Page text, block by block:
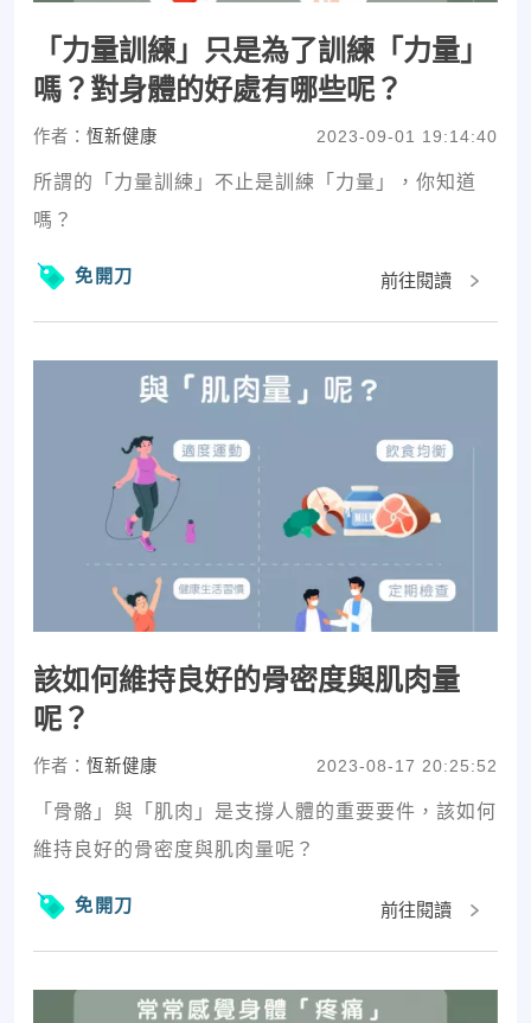
「力量訓練」只是為了訓練「力量」
嗎？對身體的好處有哪些呢？
作者： 恆新健康 2023-09-01 19:14:40
所謂的「力量訓練」不止是訓練「力量」，你知道
嗎？
免開刀 前往閱讀
該如何維持良好的骨密度與肌肉量
呢？
作者： 恆新健康 2023-08-17 20:25:52
「骨骼」與「肌肉」是支撐人體的重要要件，該如何
維持良好的骨密度與肌肉量呢？
免開刀 前往閱讀